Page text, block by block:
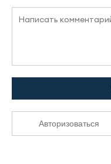
Авторизоваться